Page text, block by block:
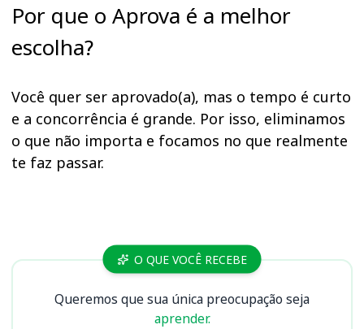
Por que o Aprova é a melhor
escolha?
Você quer ser aprovado(a), mas o tempo é curto
e a concorrência é grande. Por isso, eliminamos
o que não importa e focamos no que realmente
te faz passar.
Cursos O QUE VOCÊ RECEBE
Queremos que sua única preocupação seja
aprender.